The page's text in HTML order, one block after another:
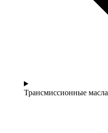
Трансмиссионные масла